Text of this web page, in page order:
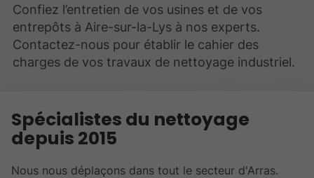
Confiez l’entretien de vos usines et de vos
entrepôts à Aire-sur-la-Lys à nos experts.
Contactez-nous pour établir le cahier des
charges de vos travaux de nettoyage industriel.
Spécialistes du nettoyage
depuis 2015
Nous nous déplaçons dans tout le secteur d'Arras.